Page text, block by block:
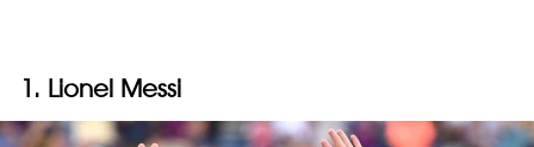
1. Lionel Messi